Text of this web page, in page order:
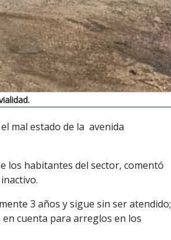
mal estado de la avenida
los habitantes del sector, comentó
3 años y sigue sin ser atendido;
cuenta para arreglos en los